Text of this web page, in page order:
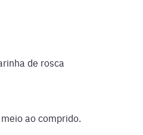
de rosca
ao comprido.